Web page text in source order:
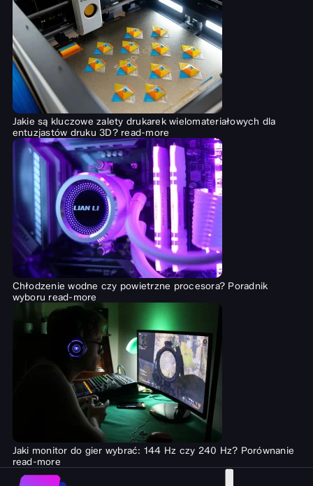
Jakie są kluczowe zalety drukarek wielomateriałowych dla
entuzjastów druku 3D? read-more
Chłodzenie wodne czy powietrzne procesora? Poradnik
wyboru read-more
Jaki monitor do gier wybrać: 144 Hz czy 240 Hz? Porównanie
read-more